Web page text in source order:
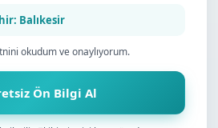
Balıkesir
okudum ve onaylıyorum.
Ön Bilgi Al